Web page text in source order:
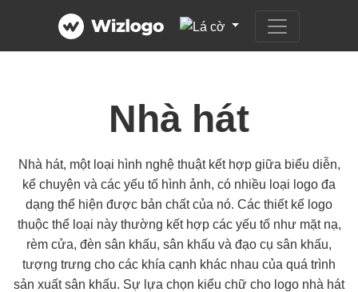
Nhà hát
Nhà hát, một loại hình nghệ thuật kết hợp giữa biểu diễn,
kể chuyện và các yếu tố hình ảnh, có nhiều loại logo đa
dạng thể hiện được bản chất của nó. Các thiết kế logo
thuộc thể loại này thường kết hợp các yếu tố như mặt nạ,
rèm cửa, đèn sân khấu, sân khấu và đạo cụ sân khấu,
tượng trưng cho các khía cạnh khác nhau của quá trình
sản xuất sân khấu. Sự lựa chọn kiểu chữ cho logo nhà hát